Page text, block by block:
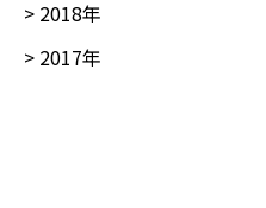
> 2018年
> 2017年